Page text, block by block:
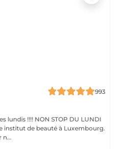
993
lundis !!!! NON STOP DU LUNDI
n...